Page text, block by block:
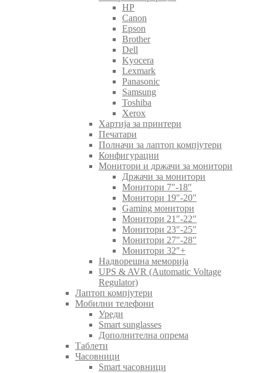
HP
Canon
Epson
Brother
Dell
Kyocera
Lexmark
Panasonic
Samsung
Toshiba
Xerox
Хартија за принтери
Печатари
Полначи за лаптоп компјутери
Конфигурации
Монитори и држачи за монитори
Држачи за монитори
Монитори 7″-18″
Монитори 19″-20″
Gaming монитори
Монитори 21″-22″
Монитори 23″-25″
Монитори 27″-28″
Монитори 32″+
Надворешна меморија
UPS & AVR (Automatic Voltage
Regulator)
Лаптоп компјутери
Мобилни телефони
Уреди
Smart sunglasses
Дополнителна опрема
Таблети
Часовници
Smart часовници